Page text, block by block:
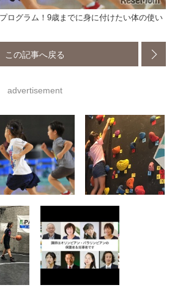
ログラム！9歳までに身に付けたい体の使い
この記事へ戻る
advertisement